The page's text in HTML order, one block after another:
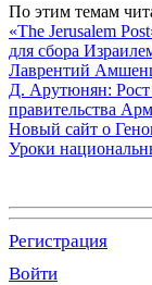
По этим темам
«The Jerusalem
для сбора
Лаврентий
Д. Арутюнян: Рост
правительства
Новый сайт о
Уроки
Регистрация
Войти